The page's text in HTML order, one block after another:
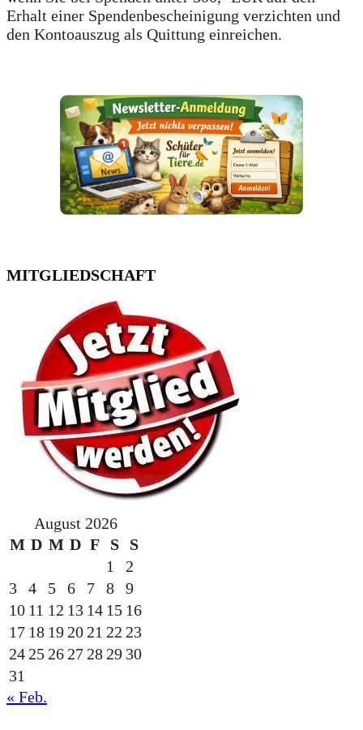
Erhalt einer Spendenbescheinigung verzichten und
den Kontoauszug als Quittung einreichen.
MITGLIEDSCHAFT
August 2026
M D M D F S
S
1
2
3
4 5 6 7 8
9
10 11 12 13 14 15 16
17 18 19 20 21 22 23
24 25 26 27 28 29 30
31
« Feb.